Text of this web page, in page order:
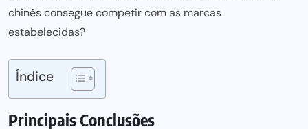
chinês consegue competir com as marcas
estabelecidas?
Índice
Principais Conclusões